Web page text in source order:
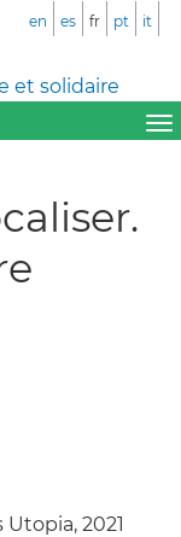
et solidaire
en es fr pt it
Utopia, 2021